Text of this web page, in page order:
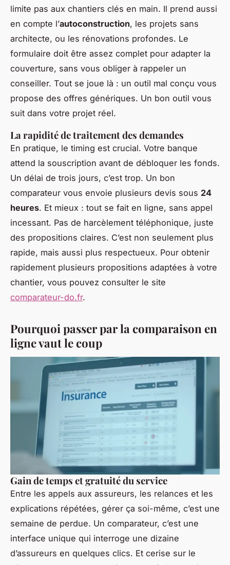
limite pas aux chantiers clés en main. Il prend aussi
en compte l’autoconstruction, les projets sans
architecte, ou les rénovations profondes. Le
formulaire doit être assez complet pour adapter la
couverture, sans vous obliger à rappeler un
conseiller. Tout se joue là : un outil mal conçu vous
propose des offres génériques. Un bon outil vous
suit dans votre projet réel.
La rapidité de traitement des demandes
En pratique, le timing est crucial. Votre banque
attend la souscription avant de débloquer les fonds.
Un délai de trois jours, c’est trop. Un bon
comparateur vous envoie plusieurs devis sous 24
heures. Et mieux : tout se fait en ligne, sans appel
incessant. Pas de harcèlement téléphonique, juste
des propositions claires. C’est non seulement plus
rapide, mais aussi plus respectueux. Pour obtenir
rapidement plusieurs propositions adaptées à votre
chantier, vous pouvez consulter le site
comparateur-do.fr.
Pourquoi passer par la comparaison en
ligne vaut le coup
Gain de temps et gratuité du service
Entre les appels aux assureurs, les relances et les
explications répétées, gérer ça soi-même, c’est une
semaine de perdue. Un comparateur, c’est une
interface unique qui interroge une dizaine
d’assureurs en quelques clics. Et cerise sur le